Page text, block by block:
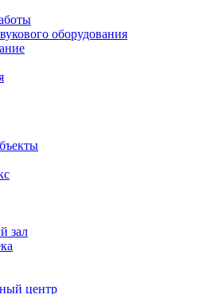
оборудования
зал
центр